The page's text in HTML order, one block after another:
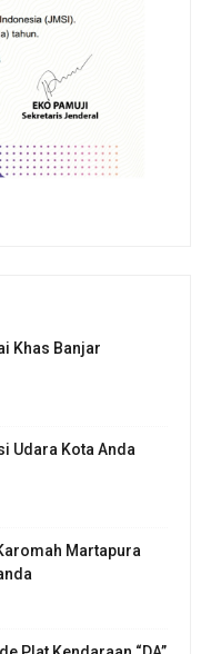
Khas Banjar
Udara Kota Anda
Martapura